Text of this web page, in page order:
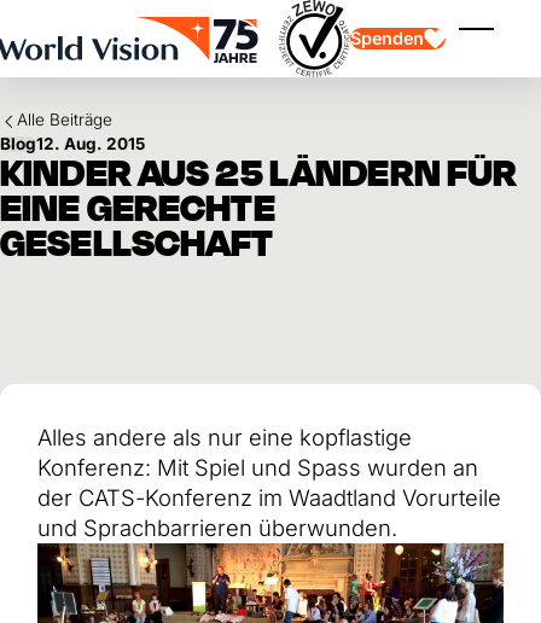
Spenden
Testament und Legat
Philanthropie
Unternehmenskooperationen
Erdbeben Venezuela
Hilfe für Ukraine
Hilfe für Sudan
Hilfe für Afghanistan
Alle Nothilfe-Projekte
Jahresbericht und Finanzen
Afrika
Asien
Lateinamerika
Naher Osten und Europa
Alle Beiträge
Blog12. Aug. 2015
KINDER AUS 25 LÄNDERN FÜR
EINE GERECHTE
GESELLSCHAFT
Alles andere als nur eine kopflastige
Konferenz: Mit Spiel und Spass wurden an
der CATS-Konferenz im Waadtland Vorurteile
und Sprachbarrieren überwunden.